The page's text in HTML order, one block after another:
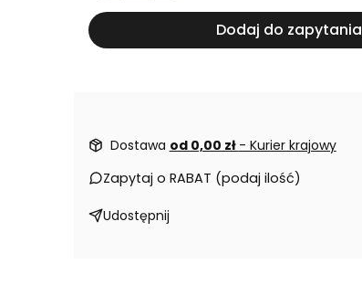
Dodaj do zapytania
Dostawa od 0,00 zł - Kurier krajowy
Zapytaj o RABAT (podaj ilość)
Udostępnij